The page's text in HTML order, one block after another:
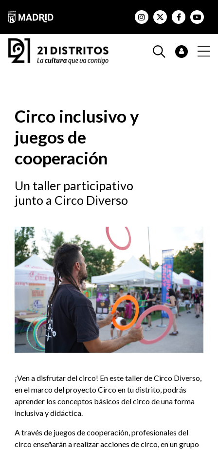
Circo inclusivo y
juegos de
cooperación
Un taller participativo
junto a Circo Diverso
¡Ven a disfrutar del circo! En este taller de Circo Diverso,
en el marco del proyecto Circo en tu distrito, podrás
aprender los conceptos básicos del circo de una forma
inclusiva y didáctica.
A través de juegos de cooperación, profesionales del
circo enseñarán a realizar acciones de circo, en un grupo